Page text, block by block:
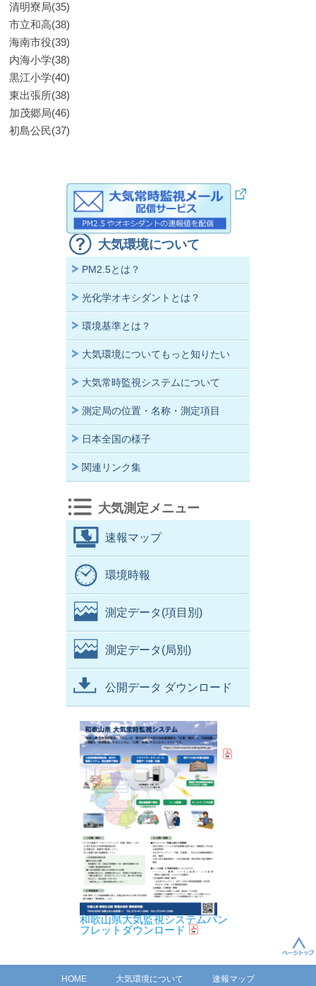
清明寮局(35)
市立和高(38)
海南市役(39)
内海小学(38)
黒江小学(40)
東出張所(38)
加茂郷局(46)
初島公民(37)
大気環境について
PM2.5とは？
光化学オキシダントとは？
環境基準とは？
大気環境についてもっと知りたい
大気常時監視システムについて
測定局の位置・名称・測定項目
日本全国の様子
関連リンク集
大気測定メニュー
速報マップ
環境時報
測定データ(項目別)
測定データ(局別)
公開データ ダウンロード
和歌山県大気監視システムパン
フレットダウンロード
HOME 大気環境について 速報マップ